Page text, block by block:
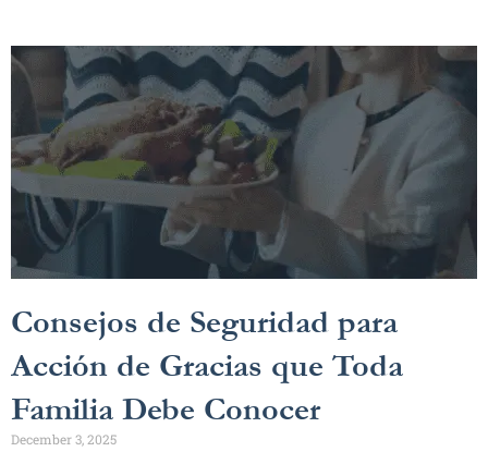
Consejos de Seguridad para
Acción de Gracias que Toda
Familia Debe Conocer
December 3, 2025